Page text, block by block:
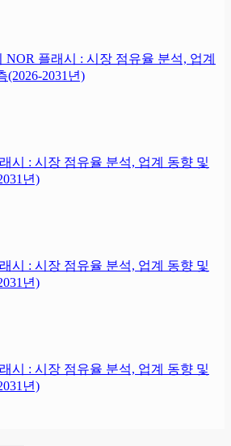
NOR 플래시 : 시장 점유율 분석, 업계
(2026-2031년)
시 : 시장 점유율 분석, 업계 동향 및
년)
시 : 시장 점유율 분석, 업계 동향 및
년)
시 : 시장 점유율 분석, 업계 동향 및
년)